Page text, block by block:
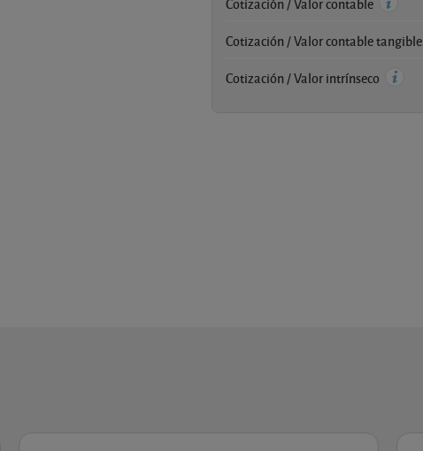
Cotización / Valor contable tangible
Cotización / Valor intrínseco